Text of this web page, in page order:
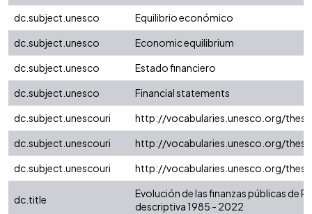
dc.subject.unesco
Equilibrio económico
dc.subject.unesco
Economic equilibrium
dc.subject.unesco
Estado financiero
dc.subject.unesco
Financial statements
dc.subject.unescouri
http://vocabularies.unesco.org/
dc.subject.unescouri
http://vocabularies.unesco.org/
dc.subject.unescouri
http://vocabularies.unesco.org/
dc.title
Evolución de las finanzas públicas de
descriptiva 1985 - 2022